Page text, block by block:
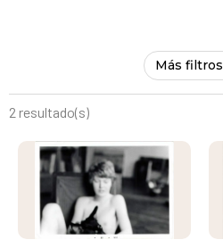
Más filtros
2 resultado(s)